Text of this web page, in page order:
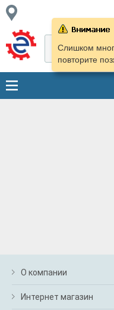
Слишком
повторите
О компании
Интернет магазин